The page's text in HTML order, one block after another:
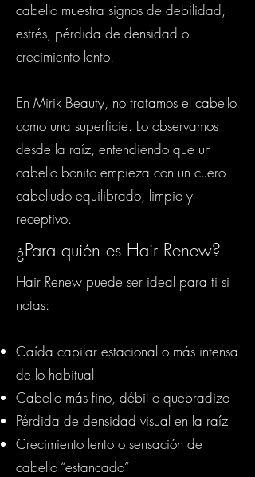
cabello muestra signos de debilidad,
estrés, pérdida de densidad o
crecimiento lento.
En Mirik Beauty, no tratamos el cabello
como una superficie. Lo observamos
desde la raíz, entendiendo que un
cabello bonito empieza con un cuero
cabelludo equilibrado, limpio y
receptivo.
¿Para quién es Hair Renew?
Hair Renew puede ser ideal para ti si
notas:
Caída capilar estacional o más intensa
de lo habitual
Cabello más fino, débil o quebradizo
Pérdida de densidad visual en la raíz
Crecimiento lento o sensación de
cabello “estancado”